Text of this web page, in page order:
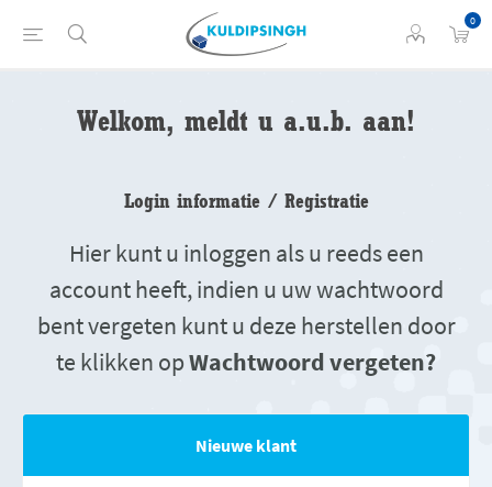
0
Welkom, meldt u a.u.b. aan!
Login informatie / Registratie
Hier kunt u inloggen als u reeds een
account heeft, indien u uw wachtwoord
bent vergeten kunt u deze herstellen door
te klikken opWachtwoord vergeten?
Nieuwe klant